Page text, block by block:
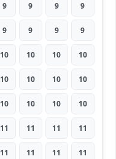
9 9 9 9
9 9 9 9
10 10 10 10
10 10 10 10
10 10 10 10
11 11 11 11
11 11 11 11